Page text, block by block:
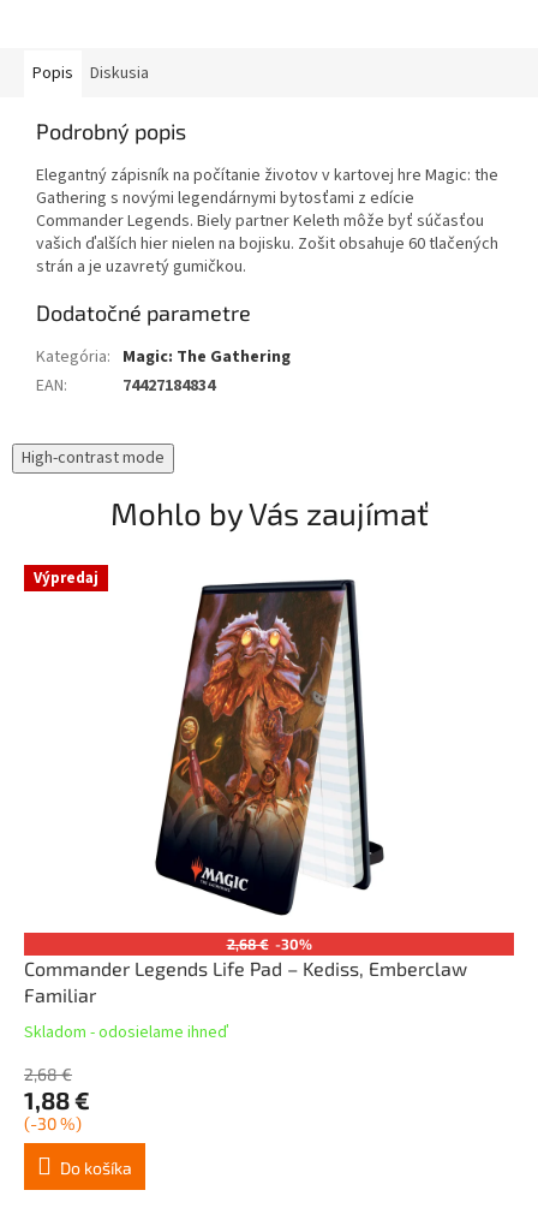
Popis Diskusia
Podrobný popis
Elegantný zápisník na počítanie životov v kartovej hre Magic: the
Gathering s novými legendárnymi bytosťami z edície
Commander Legends. Biely partner Keleth môže byť súčasťou
vašich ďalších hier nielen na bojisku. Zošit obsahuje 60 tlačených
strán a je uzavretý gumičkou.
Dodatočné parametre
Kategória: Magic: The Gathering
EAN: 74427184834
High-contrast mode
Mohlo by Vás zaujímať
Výpredaj
2,68 € -30%
Commander Legends Life Pad – Kediss, Emberclaw
Familiar
Skladom - odosielame ihneď
2,68 €
1,88 €
(-30 %)
Do košíka